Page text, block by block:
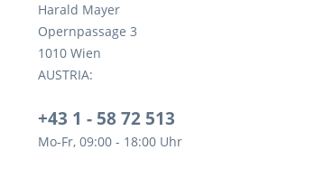
Harald Mayer
Opernpassage 3
1010 Wien
AUSTRIA:
+43 1 - 58 72 513
Mo-Fr, 09:00 - 18:00 Uhr